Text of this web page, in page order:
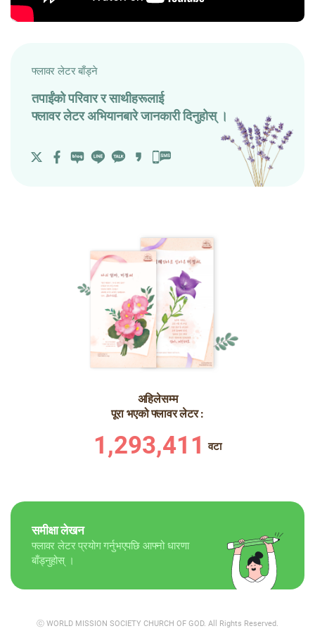
फ्लावर लेटर बाँड्ने
तपाईंको परिवार र साथीहरूलाई
फ्लावर लेटर अभियानबारे जानकारी दिनुहोस् ।
अहिलेसम्म
पूरा भएको फ्लावर लेटर :
1,293,411 वटा
समीक्षा लेखन
फ्लावर लेटर प्रयोग गर्नुभएपछि आफ्नो धारणा
बाँड्नुहोस् ।
ⓒ WORLD MISSION SOCIETY CHURCH OF GOD. All Rights Reserved.